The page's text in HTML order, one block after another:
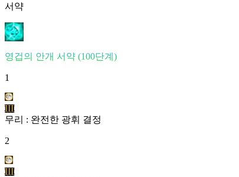
서약
영겁의 안개 서약 (100단계)
1
III
무리 : 완전한 광휘 결정
2
III